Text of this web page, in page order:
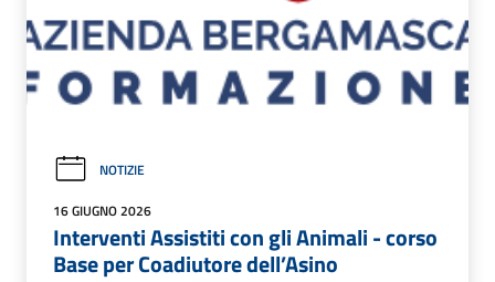
NOTIZIE
16 GIUGNO 2026
Interventi Assistiti con gli Animali - corso
Base per Coadiutore dell’Asino